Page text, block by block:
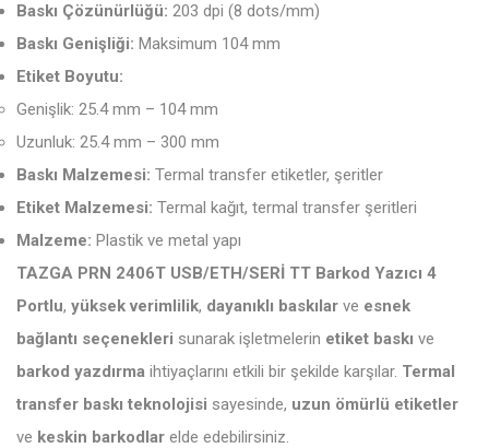
Baskı Çözünürlüğü: 203 dpi (8 dots/mm)
Baskı Genişliği: Maksimum 104 mm
Etiket Boyutu:
Genişlik: 25.4 mm – 104 mm
Uzunluk: 25.4 mm – 300 mm
Baskı Malzemesi: Termal transfer etiketler, şeritler
Etiket Malzemesi: Termal kağıt, termal transfer şeritleri
Malzeme: Plastik ve metal yapı
TAZGA PRN 2406T USB/ETH/SERİ TT Barkod Yazıcı 4
Portlu, yüksek verimlilik, dayanıklı baskılar ve esnek
bağlantı seçenekleri sunarak işletmelerin etiket baskı ve
barkod yazdırma ihtiyaçlarını etkili bir şekilde karşılar. Termal
transfer baskı teknolojisi sayesinde, uzun ömürlü etiketler
ve keskin barkodlar elde edebilirsiniz.